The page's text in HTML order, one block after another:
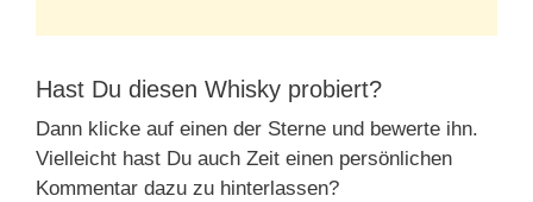
Hast Du diesen Whisky probiert?
Dann klicke auf einen der Sterne und bewerte ihn.
Vielleicht hast Du auch Zeit einen persönlichen
Kommentar dazu zu hinterlassen?